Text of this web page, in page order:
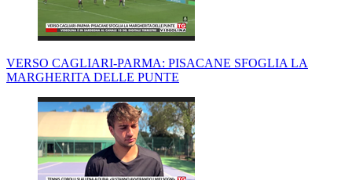
VERSO CAGLIARI-PARMA: PISACANE SFOGLIA LA
MARGHERITA DELLE PUNTE